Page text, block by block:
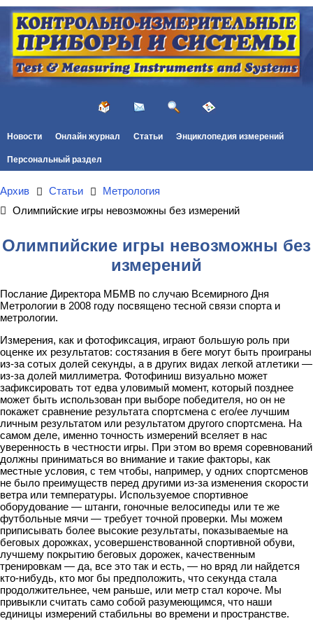
Новости Онлайн журнал Статьи Энциклопедия измерений
Персональный раздел
Архив Статьи
Метрология
Олимпийские игры невозможны без измерений
Олимпийские игры невозможны без
измерений
Послание Директора МБМВ по случаю Всемирного Дня
Метрологии в 2008 году посвящено тесной связи спорта и
метрологии.
Измерения, как и фотофиксация, играют большую роль при
оценке их результатов: состязания в беге могут быть проиграны
из-за сотых долей секунды, а в других видах легкой атлетики —
из-за долей миллиметра. Фотофиниш визуально может
зафиксировать тот едва уловимый момент, который позднее
может быть использован при выборе победителя, но он не
покажет сравнение результата спортсмена с его/ее лучшим
личным результатом или результатом другого спортсмена. На
самом деле, именно точность измерений вселяет в нас
уверенность в честности игры. При этом во время соревнований
должны приниматься во внимание и такие факторы, как
местные условия, с тем чтобы, например, у одних спортсменов
не было преимуществ перед другими из-за изменения скорости
ветра или температуры. Используемое спортивное
оборудование — штанги, гоночные велосипеды или те же
футбольные мячи — требует точной проверки. Мы можем
приписывать более высокие результаты, показываемые на
беговых дорожках, усовершенствованной спортивной обуви,
лучшему покрытию беговых дорожек, качественным
тренировкам — да, все это так и есть, — но вряд ли найдется
кто-нибудь, кто мог бы предположить, что секунда стала
продолжительнее, чем раньше, или метр стал короче. Мы
привыкли считать само собой разумеющимся, что наши
единицы измерений стабильны во времени и пространстве.